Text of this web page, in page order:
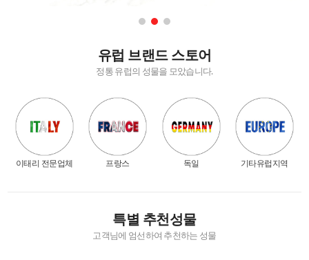
유럽 브랜드 스토어
정통 유럽의 성물을 모았습니다.
이태리 전문업체 프랑스 독일 기타유럽지역
특별 추천성물
고객님에 엄선하여 추천하는 성물